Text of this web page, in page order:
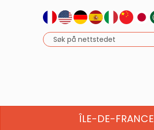
ÎLE-DE-FRANCE
NORD-AFRIKA